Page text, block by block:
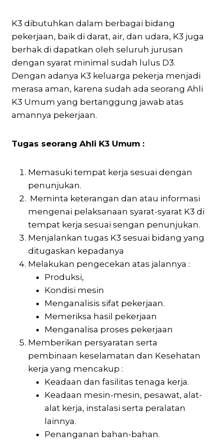
K3 dibutuhkan dalam berbagai bidang
pekerjaan, baik di darat, air, dan udara, K3 juga
berhak di dapatkan oleh seluruh jurusan
dengan syarat minimal sudah lulus D3.
Dengan adanya K3 keluarga pekerja menjadi
merasa aman, karena sudah ada seorang Ahli
K3 Umum yang bertanggung jawab atas
amannya pekerjaan.
Tugas seorang Ahli K3 Umum :
Memasuki tempat kerja sesuai dengan
penunjukan.
Meminta keterangan dan atau informasi
mengenai pelaksanaan syarat-syarat K3 di
tempat kerja sesuai sengan penunjukan.
Menjalankan tugas K3 sesuai bidang yang
ditugaskan kepadanya
Melakukan pengecekan atas jalannya :
Produksi,
Kondisi mesin
Menganalisis sifat pekerjaan.
Memeriksa hasil pekerjaan
Menganalisa proses pekerjaan
Memberikan persyaratan serta
pembinaan keselamatan dan Kesehatan
kerja yang mencakup :
Keadaan dan fasilitas tenaga kerja.
Keadaan mesin-mesin, pesawat, alat-
alat kerja, instalasi serta peralatan
lainnya.
Penanganan bahan-bahan.